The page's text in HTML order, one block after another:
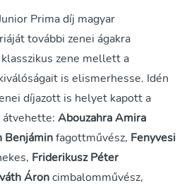
Prima díj magyar
további zenei ágakra
zene mellett a
is elismerhesse. Idén
díjazott is helyet kapott a
Abouzahra Amira
Benjáminfagottművész, Fenyvesi
Friderikusz Péter
Ároncimbalomművész,